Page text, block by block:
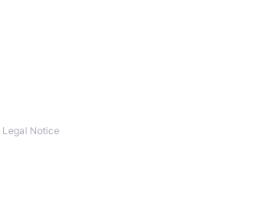
Legal Notice